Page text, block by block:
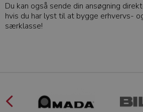
Du kan også sende din ansøgning
hvis du har lyst til at bygge erhvervs-
særklasse!